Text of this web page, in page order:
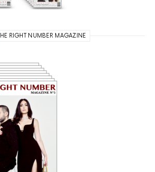
THE RIGHT NUMBER MAGAZINE